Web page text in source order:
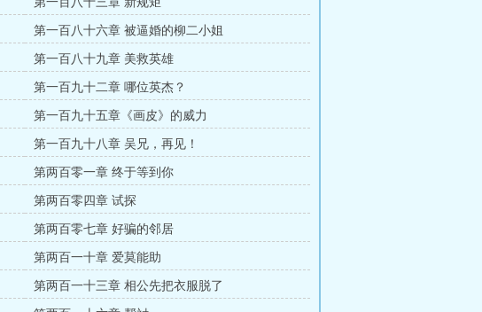
第一百八十六章 被逼婚的柳二小姐
第一百八十九章 美救英雄
第一百九十二章 哪位英杰？
第一百九十五章《画皮》的威力
第一百九十八章 吴兄，再见！
第两百零一章 终于等到你
第两百零四章 试探
第两百零七章 好骗的邻居
第两百一十章 爱莫能助
第两百一十三章 相公先把衣服脱了